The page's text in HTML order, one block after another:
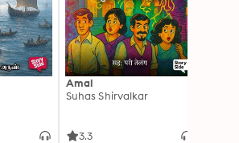
Amal
Suhas Shirvalkar
3.3